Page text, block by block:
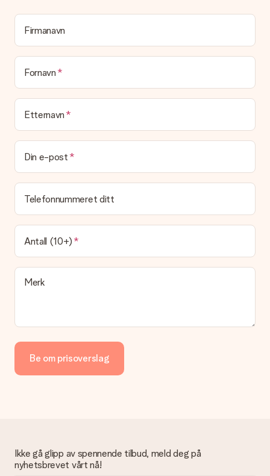
Firmanavn
Fornavn
Etternavn
Din e-post
Telefonnummeret ditt
Antall (10+)
Merk
Be om prisoverslag
Ikke gå glipp av spennende tilbud, meld deg på
nyhetsbrevet vårt nå!